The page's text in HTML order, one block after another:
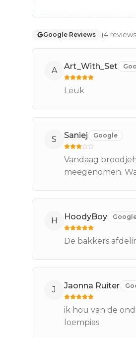
Google Reviews (4 reviews
A Art_With_Set
Leuk
S Saniej Google
Vandaag
meegenomen.
H HoodyBoy
De bakkers
J Jaonna Ruiter
ik hou van de
loempias